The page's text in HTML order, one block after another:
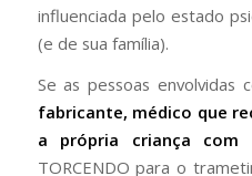
influenciada pelo estado
(e de sua família).
Se as pessoas envolvidas
fabricante, médico que
a própria criança com
TORCENDO para o